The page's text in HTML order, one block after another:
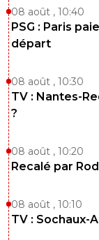
08 août , 10:40
PSG : Paris
départ
08 août , 10:30
TV : Nantes-
?
08 août , 10:20
Recalé par
08 août , 10:10
TV : Sochaux-